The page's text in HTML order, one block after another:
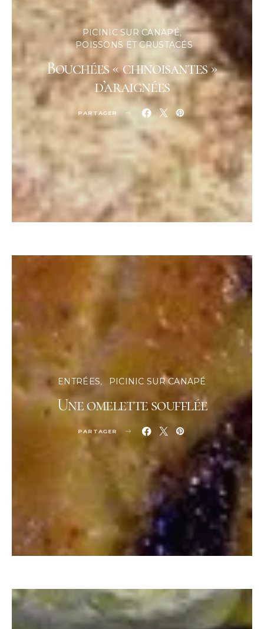
PICINIC SUR CANAPÉ
POISSONS ET CRUSTACÉS
Bouchées « chinoisantes »
d’araignées
PARTAGER
ENTRÉES PICINIC SUR CANAPÉ
Une omelette soufflée
PARTAGER